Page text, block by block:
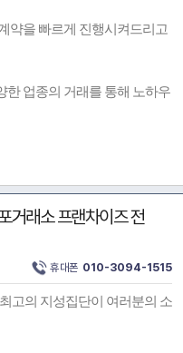
약을 빠르게 진행시켜드리고
한 업종의 거래를 통해 노하우
거래소 프랜차이즈 전
휴대폰 010-3094-1515
고의 지성집단이 여러분의 소